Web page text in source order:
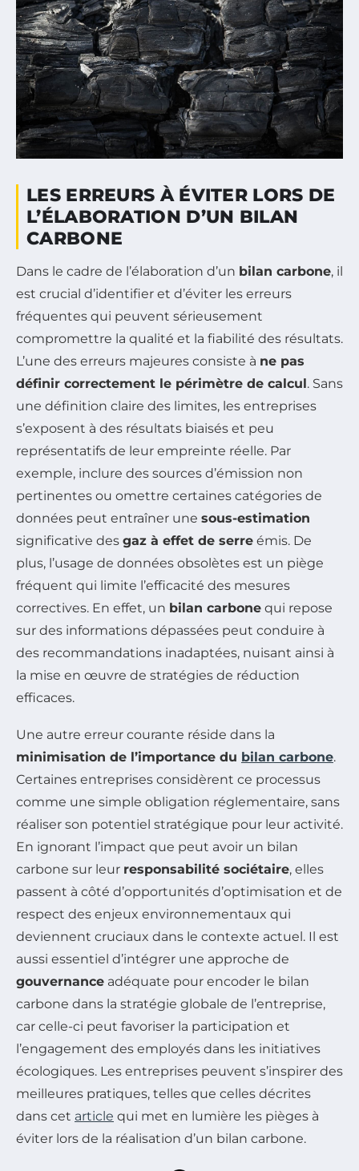
LES ERREURS À ÉVITER LORS DE
L’ÉLABORATION D’UN BILAN
CARBONE
Dans le cadre de l’élaboration d’un bilan carbone, il
est crucial d’identifier et d’éviter les erreurs
fréquentes qui peuvent sérieusement
compromettre la qualité et la fiabilité des résultats.
L’une des erreurs majeures consiste à ne pas
définir correctement le périmètre de calcul. Sans
une définition claire des limites, les entreprises
s’exposent à des résultats biaisés et peu
représentatifs de leur empreinte réelle. Par
exemple, inclure des sources d’émission non
pertinentes ou omettre certaines catégories de
données peut entraîner une sous-estimation
significative des gaz à effet de serre émis. De
plus, l’usage de données obsolètes est un piège
fréquent qui limite l’efficacité des mesures
correctives. En effet, un bilan carbone qui repose
sur des informations dépassées peut conduire à
des recommandations inadaptées, nuisant ainsi à
la mise en œuvre de stratégies de réduction
efficaces.
Une autre erreur courante réside dans la
minimisation de l’importance du bilan carbone.
Certaines entreprises considèrent ce processus
comme une simple obligation réglementaire, sans
réaliser son potentiel stratégique pour leur activité.
En ignorant l’impact que peut avoir un bilan
carbone sur leur responsabilité sociétaire, elles
passent à côté d’opportunités d’optimisation et de
respect des enjeux environnementaux qui
deviennent cruciaux dans le contexte actuel. Il est
aussi essentiel d’intégrer une approche de
gouvernance adéquate pour encoder le bilan
carbone dans la stratégie globale de l’entreprise,
car celle-ci peut favoriser la participation et
l’engagement des employés dans les initiatives
écologiques. Les entreprises peuvent s’inspirer des
meilleures pratiques, telles que celles décrites
dans cet article qui met en lumière les pièges à
éviter lors de la réalisation d’un bilan carbone.